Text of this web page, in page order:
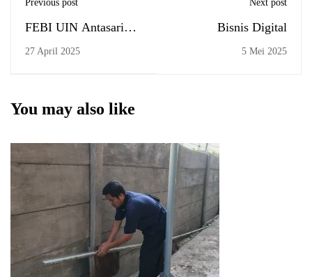
Previous post
FEBI UIN Antasari
Gelar Yudisium,
Terbaik
27 April 2025
Next post
Bisnis Digital
5 Mei 2025
You may also like